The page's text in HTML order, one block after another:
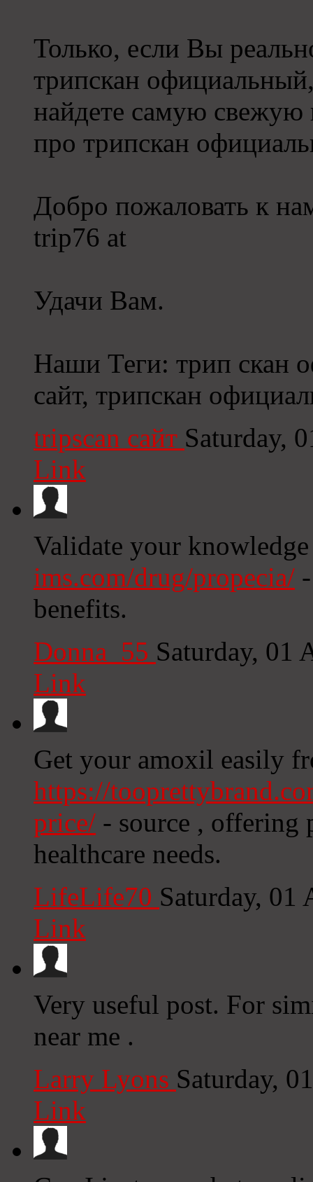
Только, если Вы
трипскан
найдете самую
про трипскан
Добро пожаловать к
trip76 at
Удачи Вам.
Наши Теги: трип скан
сайт, трипскан
tripscan сайт Saturday,
Link
Validate your
ims.com/drug/propecia/
benefits.
Donna_55 Saturday, 01
Link
Get your amoxil easily
https://
price/ - source , offering
healthcare needs.
LifeLife70 Saturday, 01
Link
Very useful post. For
near me .
Larry Lyons Saturday,
Link